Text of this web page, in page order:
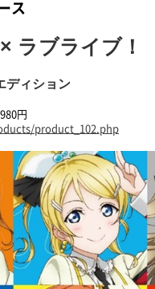
ス
ラブライブ！
ディション
円
product_102.php